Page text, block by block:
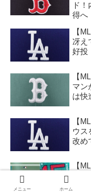
ド
得へ
【
冴え
好投
【
マン
は快
【
ウス
改め
【
ド
ム
メニュー ホーム